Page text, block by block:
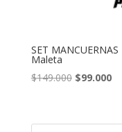
SET
Maleta
$149.000 El
era:
$99.000El